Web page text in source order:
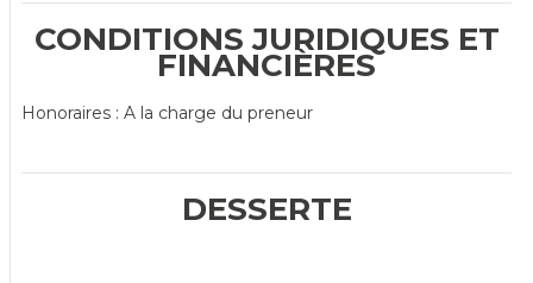
CONDITIONS JURIDIQUES ET
FINANCIÈRES
Honoraires : A la charge du preneur
DESSERTE